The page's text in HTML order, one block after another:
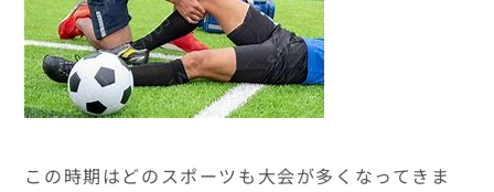
この時期はどのスポーツも大会が多くなってきま